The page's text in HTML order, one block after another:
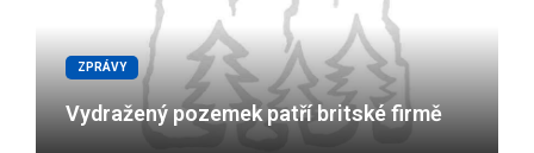
ZPRÁVY
Vydražený pozemek patří britské firmě